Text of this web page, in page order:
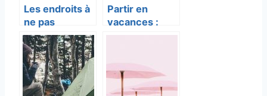
Les endroits à
ne pas
manquer lors
de vos
vacances à
Toulon
Partir en
vacances :
comment